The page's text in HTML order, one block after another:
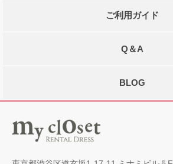
ご利用ガイド
Q＆A
BLOG